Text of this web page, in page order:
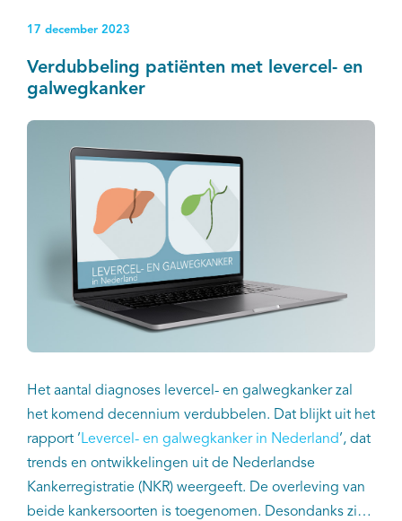
samenwerking.
17 december 2023
Verdubbeling patiënten met levercel- en
galwegkanker
Het aantal diagnoses levercel- en galwegkanker zal
het komend decennium verdubbelen. Dat blijkt uit het
rapport ’Levercel- en galwegkanker in Nederland’, dat
trends en ontwikkelingen uit de Nederlandse
Kankerregistratie (NKR) weergeeft. De overleving van
beide kankersoorten is toegenomen. Desondanks zien